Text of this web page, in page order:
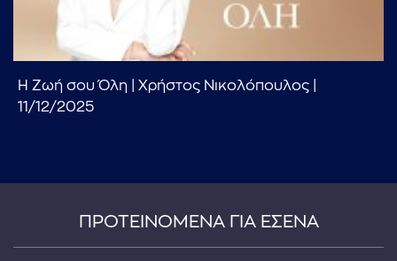
...πληκτρολογήστε κείμενο προς αναζήτηση
Η Ζωή σου Όλη | Χρήστος Νικολόπουλος |
11/12/2025
ΠΡΟΤΕΙΝΟΜΕΝΑ ΓΙΑ ΕΣΕΝΑ